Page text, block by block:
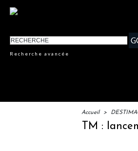
Recherche avancée
Accueil >
IFTM :